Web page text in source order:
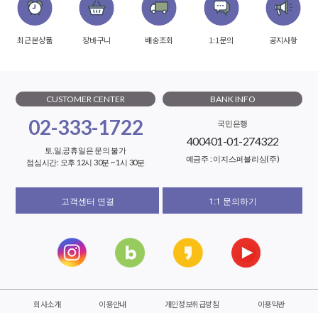
최근본상품 장바구니 배송조회 1:1문의 공지사항
CUSTOMER CENTER
02-333-1722
토,일,공휴일은 문의 불가
점심시간: 오후 12시 30분 ~ 1시 30분
BANK INFO
국민은행
400401-01-274322
예금주 : 이지스퍼블리싱(주)
고객센터 연결 1:1 문의하기
회사소개 이용안내 개인정보취급방침 이용약관